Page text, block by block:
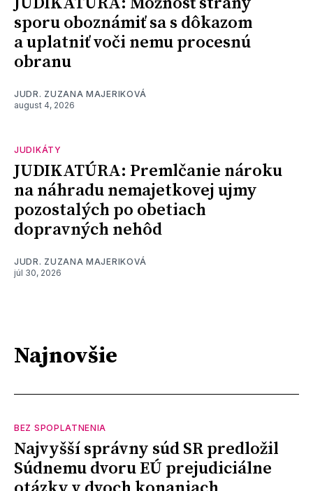
sporu oboznámiť sa s dôkazom
a uplatniť voči nemu procesnú
obranu
JUDR. ZUZANA MAJERIKOVÁ
august 4, 2026
JUDIKÁTY
JUDIKATÚRA: Premlčanie nároku
na náhradu nemajetkovej ujmy
pozostalých po obetiach
dopravných nehôd
JUDR. ZUZANA MAJERIKOVÁ
júl 30, 2026
Najnovšie
BEZ SPOPLATNENIA
Najvyšší správny súd SR predložil
Súdnemu dvoru EÚ prejudiciálne